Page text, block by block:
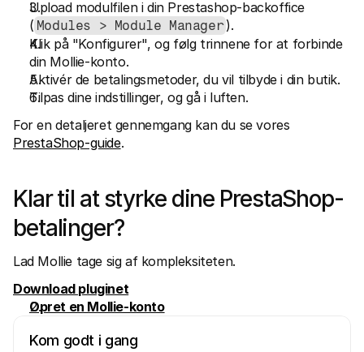
Upload modulfilen i din Prestashop-backoffice
( Modules > Module Manager).
Klik på "Konfigurer", og følg trinnene for at forbinde
din Mollie-konto.
Aktivér de betalingsmetoder, du vil tilbyde i din butik.
Tilpas dine indstillinger, og gå i luften.
PrestaShop-guide.
Klar til at styrke dine PrestaShop-
betalinger?
Lad Mollie tage sig af kompleksiteten.
Download pluginet
Opret en Mollie-konto
Kom godt i gang